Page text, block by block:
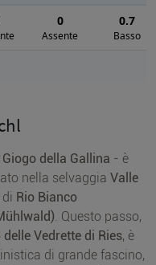
0
Assente
0.7
Basso
Giogo della Gallina - è
nella selvaggia Valle
Rio Bianco
. Questo passo,
delle Vedrette di Ries, è
di grande fascino,